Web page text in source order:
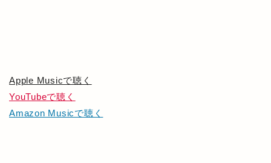
Apple Musicで聴く
YouTubeで聴く
Amazon Musicで聴く